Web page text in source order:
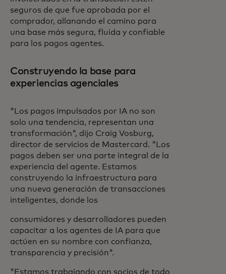
seguros de que fue aprobada por el
comprador, allanando el camino para
una base más segura, fluida y confiable
para los pagos agentes.
Construyendo la base para
experiencias agenciales
"Los pagos impulsados por IA no son
solo una tendencia, representan una
transformación", dijo Craig Vosburg,
director de servicios de Mastercard. "Los
pagos deben ser una parte integral de la
experiencia del agente. Estamos
construyendo la infraestructura para
una nueva generación de transacciones
inteligentes, donde los
consumidores y desarrolladores pueden
capacitar a los agentes de IA para que
actúen en su nombre con confianza,
transparencia y precisión".
"Estamos trabajando con socios de todo